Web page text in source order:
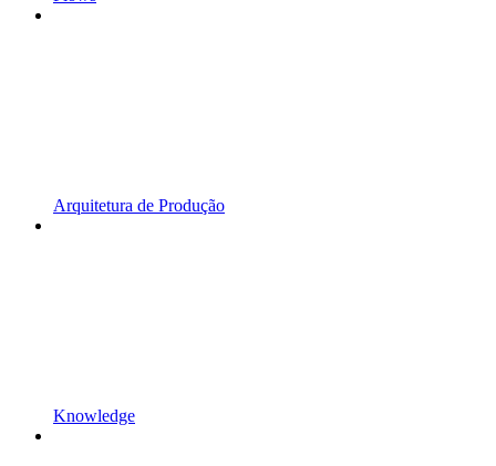
Arquitetura de Produção
Knowledge